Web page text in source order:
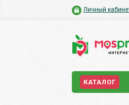
Личный
КАТАЛОГ